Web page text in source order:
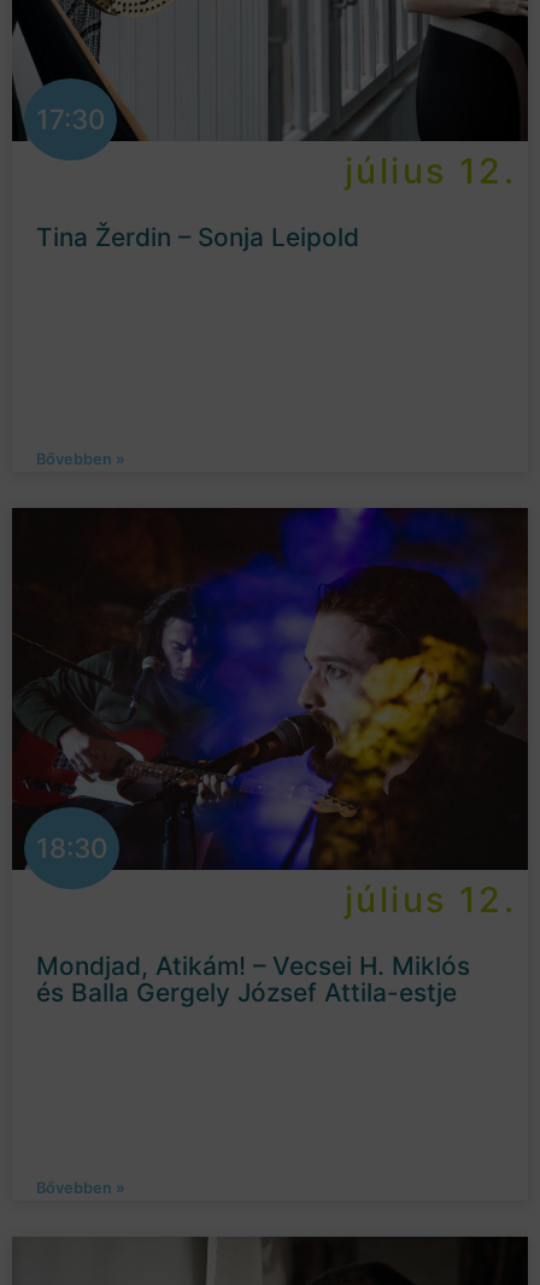
17:30
július 12.
Tina Žerdin – Sonja Leipold
Bővebben »
18:30
július 12.
Mondjad, Atikám! – Vecsei H. Miklós
és Balla Gergely József Attila-estje
Bővebben »